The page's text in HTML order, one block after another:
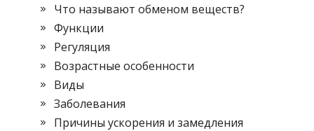
Что называют обменом веществ?
Функции
Регуляция
Возрастные особенности
Виды
Заболевания
Причины ускорения и замедления